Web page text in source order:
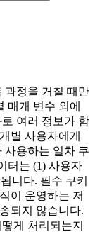
과정을 거칠 때만
매개 변수 외에
여러 정보가 함
별 사용자에게
사용하는 일차 쿠
터는 (1) 사용자
니다. 필수 쿠키
이 운영하는 저
되지 않습니다.
게 처리되는지